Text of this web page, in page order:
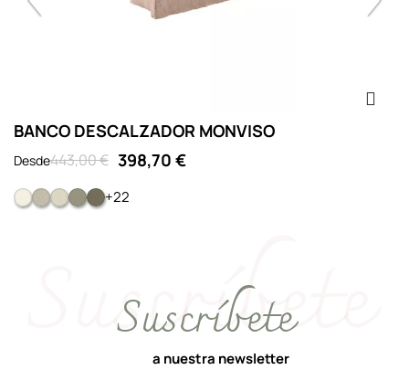
BANCO DESCALZADOR MONVISO
Desde443,00 € 398,70 €
JR BLANCO
JR NATURAL
JR CREMA
JR ARENA
JR VISON
+22
Suscríbete
a nuestra newsletter